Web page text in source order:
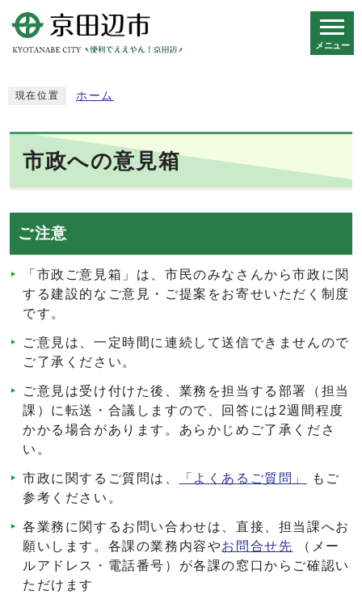
メニュー
現在位置 ホーム
市政への意見箱
ご注意
「市政ご意見箱」は、市民のみなさんから市政に関
する建設的なご意見・ご提案をお寄せいただく制度
です。
ご意見は、一定時間に連続して送信できませんので
ご了承ください。
ご意見は受け付けた後、業務を担当する部署（担当
課）に転送・合議しますので、回答には2週間程度
かかる場合があります。あらかじめご了承くださ
い。
市政に関するご質問は、 「よくあるご質問」
もご
参考ください。
各業務に関するお問い合わせは、直接、担当課へお
願いします。各課の業務内容やお問合せ先 （メー
ルアドレス・電話番号）が各課の窓口からご確認い
ただけます